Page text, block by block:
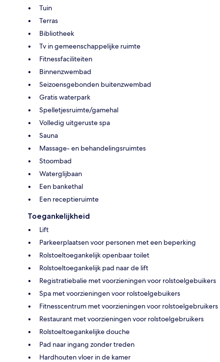
Tuin
Terras
Bibliotheek
Tv in gemeenschappelijke ruimte
Fitnessfaciliteiten
Binnenzwembad
Seizoensgebonden buitenzwembad
Gratis waterpark
Spelletjesruimte/gamehal
Volledig uitgeruste spa
Sauna
Massage- en behandelingsruimtes
Stoombad
Waterglijbaan
Een bankethal
Een receptieruimte
Toegankelijkheid
Lift
Parkeerplaatsen voor personen met een beperking
Rolstoeltoegankelijk openbaar toilet
Rolstoeltoegankelijk pad naar de lift
Registratiebalie met voorzieningen voor rolstoelgebuikers
Spa met voorzieningen voor rolstoelgebuikers
Fitnesscentrum met voorzieningen voor rolstoelgebruikers
Restaurant met voorzieningen voor rolstoelgebruikers
Rolstoeltoegankelijke douche
Pad naar ingang zonder treden
Hardhouten vloer in de kamer